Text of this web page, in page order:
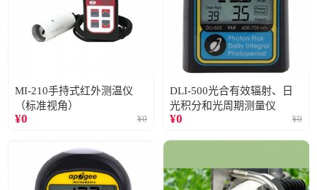
MI-210手持式红外测温仪
（标准视角）
¥0 ¥0
DLI-500光合有效辐射、日
光积分和光周期测量仪
¥0 ¥0